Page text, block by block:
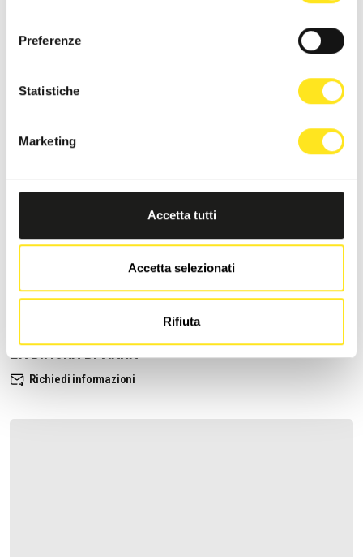
Preferenze
Statistiche
Marketing
Accetta tutti
Accetta selezionati
Rifiuta
LA DIMORA DI MARA
Richiedi informazioni